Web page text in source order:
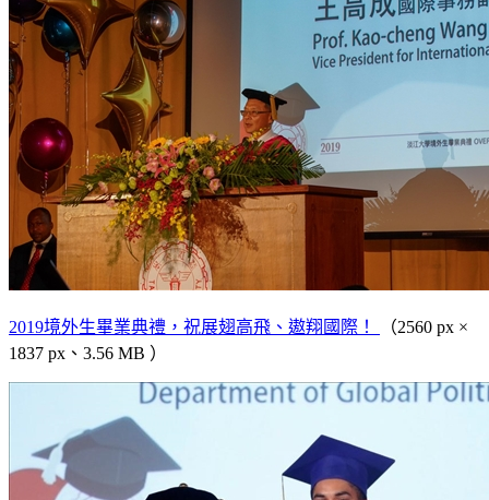
2019境外生畢業典禮，祝展翅高飛、遨翔國際！
（2560 px ×
1837 px、3.56 MB ）